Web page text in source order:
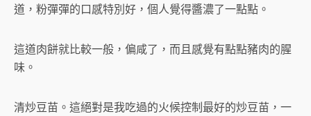
道，粉彈彈的口感特別好，個人覺得醬濃了一點點。
這道肉餅就比較一般，偏咸了，而且感覺有點點豬肉的腥
味。
清炒豆苗。這絕對是我吃過的火候控制最好的炒豆苗，一